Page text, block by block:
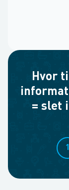
Hvor
= slet
1